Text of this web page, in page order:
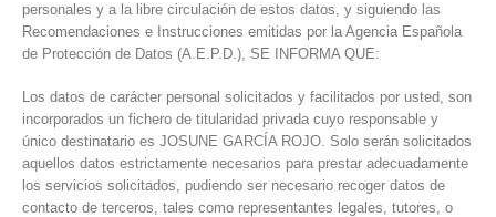
personales y a la libre circulación de estos datos, y siguiendo las
Recomendaciones e Instrucciones emitidas por la Agencia Española
de Protección de Datos (A.E.P.D.), SE INFORMA QUE:
Los datos de carácter personal solicitados y facilitados por usted, son
incorporados un fichero de titularidad privada cuyo responsable y
único destinatario es JOSUNE GARCÍA ROJO. Solo serán solicitados
aquellos datos estrictamente necesarios para prestar adecuadamente
los servicios solicitados, pudiendo ser necesario recoger datos de
contacto de terceros, tales como representantes legales, tutores, o